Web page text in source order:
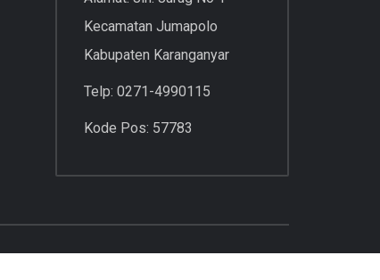
Kecamatan Jumapolo
Kabupaten Karanganyar
Telp: 0271-4990115
Kode Pos: 57783